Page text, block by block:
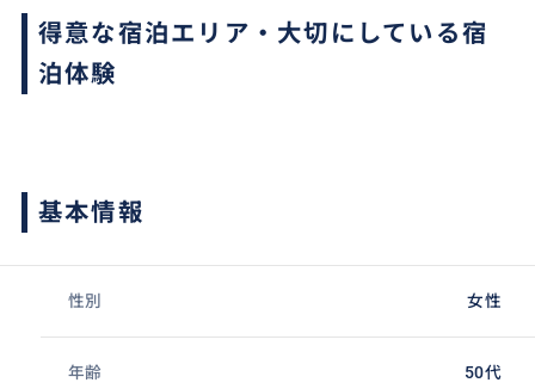
得意な宿泊エリア・大切にしている宿
泊体験
基本情報
性別 女性
年齢 50代